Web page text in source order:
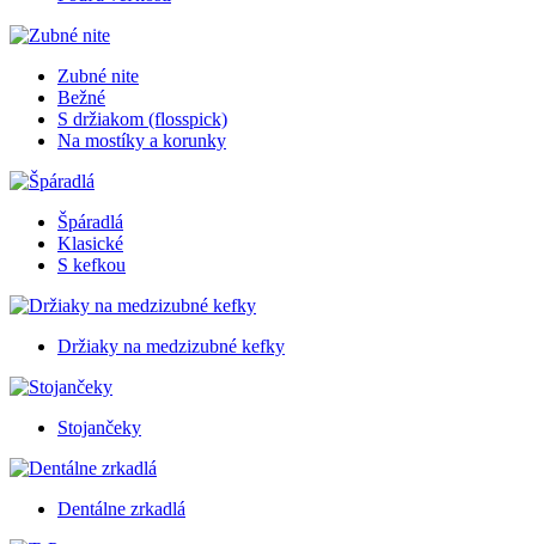
Zubné nite
Bežné
S držiakom (flosspick)
Na mostíky a korunky
Špáradlá
Klasické
S kefkou
Držiaky na medzizubné kefky
Stojančeky
Dentálne zrkadlá